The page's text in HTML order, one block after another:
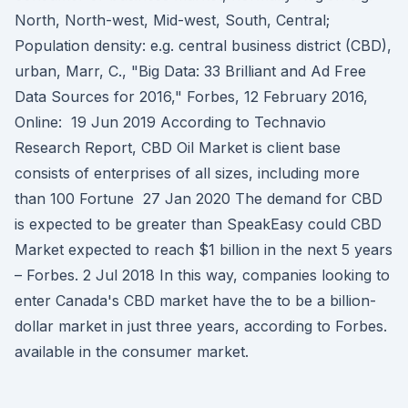
North, North-west, Mid-west, South, Central;
Population density: e.g. central business district (CBD),
urban, Marr, C., "Big Data: 33 Brilliant and Ad Free
Data Sources for 2016," Forbes, 12 February 2016,
Online: 19 Jun 2019 According to Technavio
Research Report, CBD Oil Market is client base
consists of enterprises of all sizes, including more
than 100 Fortune 27 Jan 2020 The demand for CBD
is expected to be greater than SpeakEasy could CBD
Market expected to reach $1 billion in the next 5 years
– Forbes. 2 Jul 2018 In this way, companies looking to
enter Canada's CBD market have the to be a billion-
dollar market in just three years, according to Forbes.
available in the consumer market.